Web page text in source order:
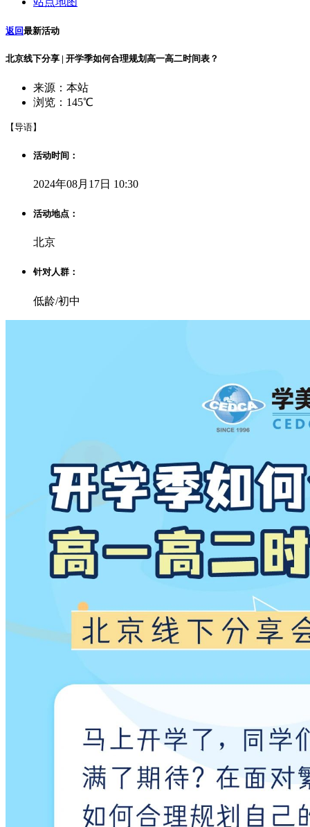
返回最新活动
北京线下分享 | 开学季如何合理规划高一高二时间表？
来源：本站
浏览：145℃
【导语】
活动时间：
2024年08月17日 10:30
活动地点：
北京
针对人群：
低龄/初中